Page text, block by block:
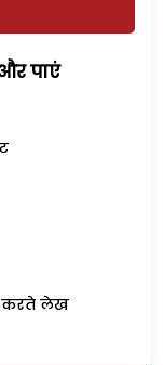
पाएं
करते लेख